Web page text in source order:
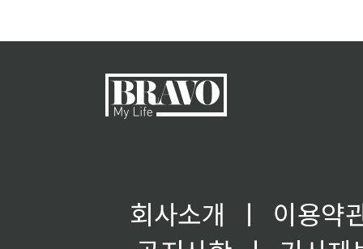
회사소개 ㅣ
이용약